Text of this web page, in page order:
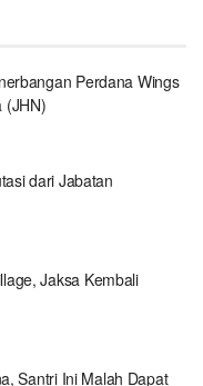
Perdana Wings
(JHN)
dari Jabatan
Jaksa Kembali
Santri Ini Malah Dapat